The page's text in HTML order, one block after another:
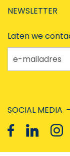
NEWSLETTER
Laten we
e-mailadres
SOCIAL MEDIA